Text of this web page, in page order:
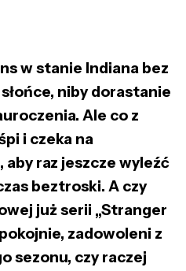
w stanie Indiana bez
niby dorastanie
Ale co z
i czeka na
raz jeszcze wyleźć
beztroski. A czy
już serii „Stranger
zadowoleni z
sezonu, czy raczej